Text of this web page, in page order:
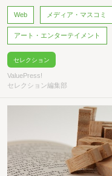
Web メディア・マスコミ
アート・エンターテイメント
セレクション
ValuePress!
セレクション編集部